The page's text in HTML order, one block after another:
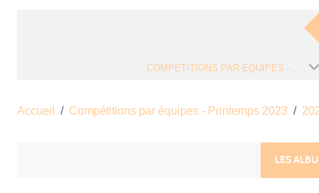
Accueil Compétitions par équipes - Printemps 2023
LES